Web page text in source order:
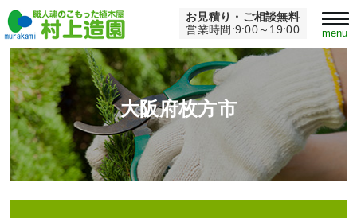
お見積り・ご相談無料
営業時間:9:00～19:00
menu
Home > 大阪府枚方市
大阪府枚方市